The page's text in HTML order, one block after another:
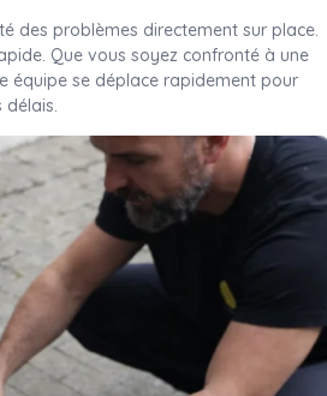
des problèmes directement sur place.
Que vous soyez confronté à une
équipe se déplace rapidement pour
délais.